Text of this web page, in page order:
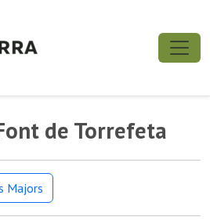
de Torrefeta
Majors